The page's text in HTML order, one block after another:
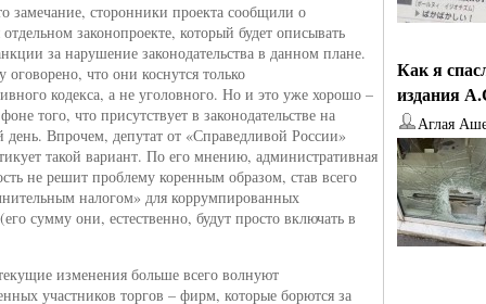
замечание, сторонники проекта сообщили о
законопроекте, который будет описывать
за нарушение законодательства в данном плане.
оговорено, что они коснутся только
кодекса, а не уголовного. Но и это уже хорошо –
того, что присутствует в законодательстве на
день. Впрочем, депутат от «Справедливой России»
такой вариант. По его мнению, административная
не решит проблему коренным образом, став всего
налогом» для коррумпированных
сумму они, естественно, будут просто включать в
изменения больше всего волнуют
участников торгов – фирм, которые борются за
Как я
издания
Аглая